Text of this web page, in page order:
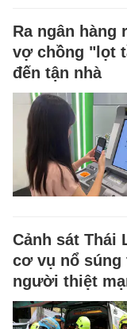
Ra ngân hàng
vợ chồng "lọt
đến tận nhà
Cảnh sát Thái
cơ vụ nổ
người thiệt